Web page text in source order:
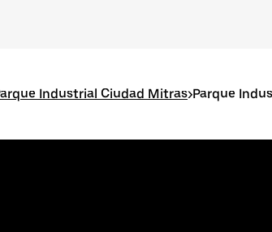
Industrial Ciudad Mitras>Parque